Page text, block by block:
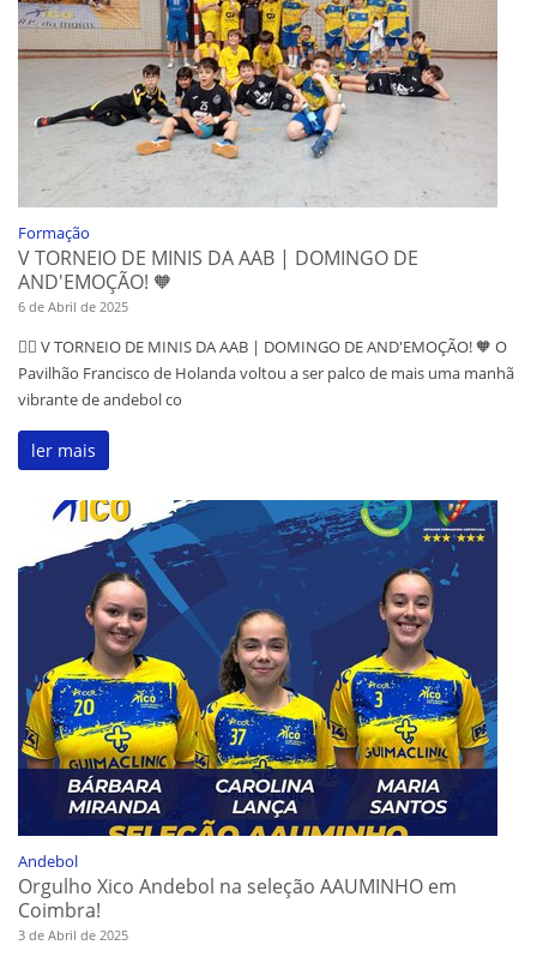
Formação
V TORNEIO DE MINIS DA AAB | DOMINGO DE
AND'EMOÇÃO! 🧡
6 de Abril de 2025
🤾‍♂️ V TORNEIO DE MINIS DA AAB | DOMINGO DE AND'EMOÇÃO! 🧡 O
Pavilhão Francisco de Holanda voltou a ser palco de mais uma manhã
vibrante de andebol co
ler mais
Andebol
Orgulho Xico Andebol na seleção AAUMINHO em
Coimbra!
3 de Abril de 2025